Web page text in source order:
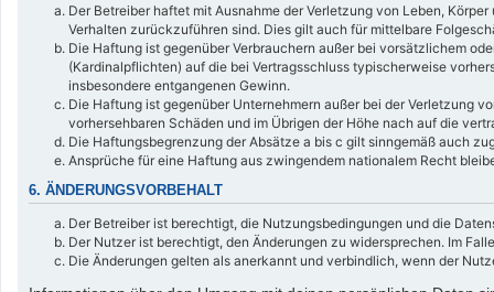
Der Betreiber haftet mit Ausnahme der Verletzung von Leben,
Verhalten zurückzuführen sind. Dies gilt auch für mittelbare
Die Haftung ist gegenüber Verbrauchern außer bei vorsätzlichem
(Kardinalpflichten) auf die bei Vertragsschluss typischerweise
insbesondere entgangenen Gewinn.
Die Haftung ist gegenüber Unternehmern außer bei der Verletzung
vorhersehbaren Schäden und im Übrigen der Höhe nach auf die
Die Haftungsbegrenzung der Absätze a bis c gilt sinngemäß auch
Ansprüche für eine Haftung aus zwingendem nationalem Recht
6. ÄNDERUNGSVORBEHALT
Der Betreiber ist berechtigt, die Nutzungsbedingungen und die
Der Nutzer ist berechtigt, den Änderungen zu widersprechen. Im
Die Änderungen gelten als anerkannt und verbindlich, wenn der